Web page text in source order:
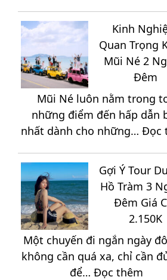
Kinh
Quan Trọng
Mũi Né 2
Đêm
Mũi Né luôn nằm trong
những điểm đến hấp dẫn
nhất dành cho những… Đọc
Gợi Ý Tour
Hồ Tràm 3
Đêm Giá
2.150K
Một chuyến đi ngắn ngày
không cần quá xa, chỉ cần
để… Đọc thêm: